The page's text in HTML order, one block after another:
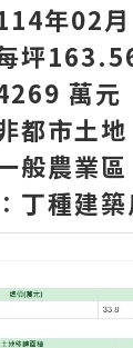
年02月
坪
萬元
都市土地
般農業區
∶丁種建築